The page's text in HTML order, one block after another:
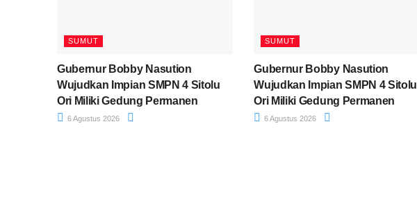
SUMUT
Gubernur Bobby Nasution
Wujudkan Impian SMPN 4 Sitolu
Ori Miliki Gedung Permanen
6 Agustus 2026
SUMUT
Gubernur Bobby Nasution
Wujudkan Impian SMPN 4 Sitolu
Ori Miliki Gedung Permanen
6 Agustus 2026